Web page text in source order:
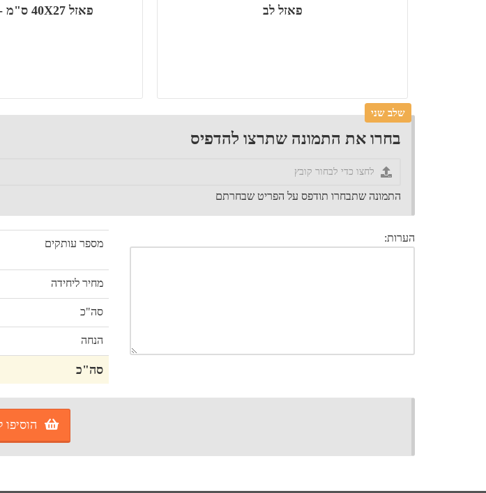
פאזל 40X27 ס"מ - 130 חלקים פאזל לב
שלב שני
בחרו את התמונה שתרצו להדפיס
התמונה שתבחרו תודפס על הפריט שבחרתם
מספר עותקים
מחיר ליחידה
סה"כ
הנחה
סה"כ
הערות: